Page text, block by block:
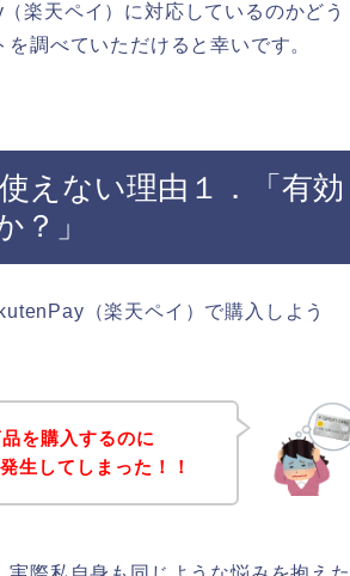
楽天ペイ）に対応しているのかどう
調べていただけると幸いです。
えない理由１．「有効
？」
（楽天ペイ）で購入しよう
を購入するのに
生してしまった！！